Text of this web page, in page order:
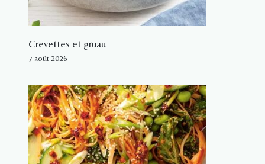
Crevettes et gruau
7 août 2026